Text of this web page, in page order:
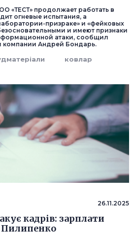
«ТЕСТ» продолжает работать в
огневые испытания, а
призраке» и «фейковых
и имеют признаки
атаки, сообщил
компании Андрей Бондарь.
ковлар
26.11.2025
кадрів: зарплати
Пилипенко